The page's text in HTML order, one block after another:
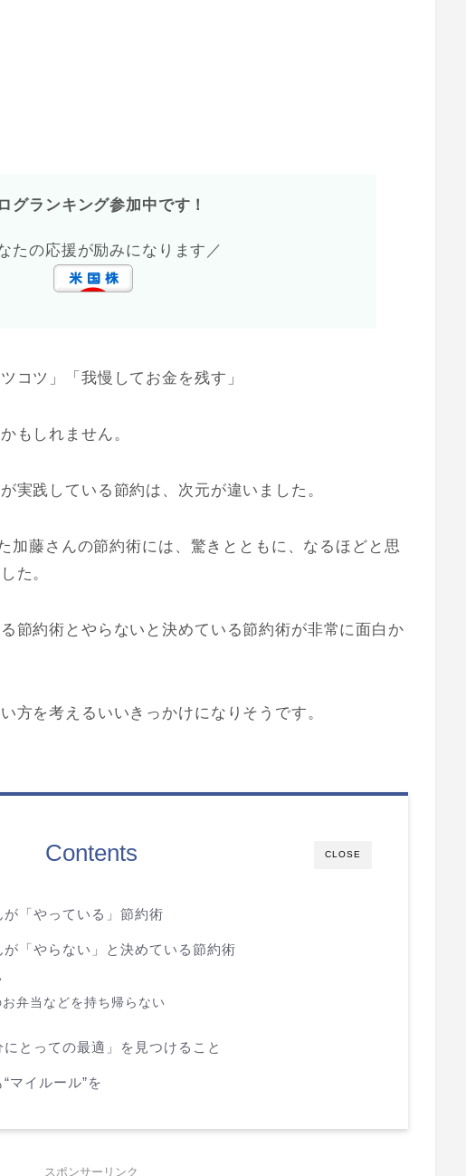
グランキング参加中です！
たの応援が励みになります／
コツ」「我慢してお金を残す」
もしれません。
実践している節約は、次元が違いました。
加藤さんの節約術には、驚きとともに、なるほどと思
た。
節約術とやらないと決めている節約術が非常に面白か
方を考えるいいきっかけになりそうです。
CLOSE
Contents
「やっている」節約術
「やらない」と決めている節約術
弁当などを持ち帰らない
とっての最適」を見つけること
マイルール”を
スポンサーリンク